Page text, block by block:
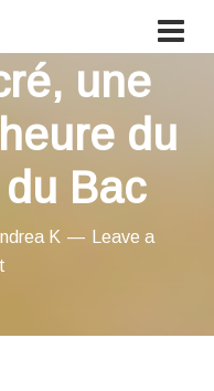
une
du
Bac
K
Leave a